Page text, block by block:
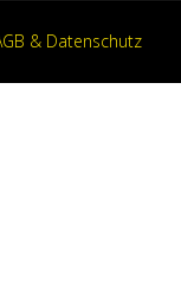
& Datenschutz